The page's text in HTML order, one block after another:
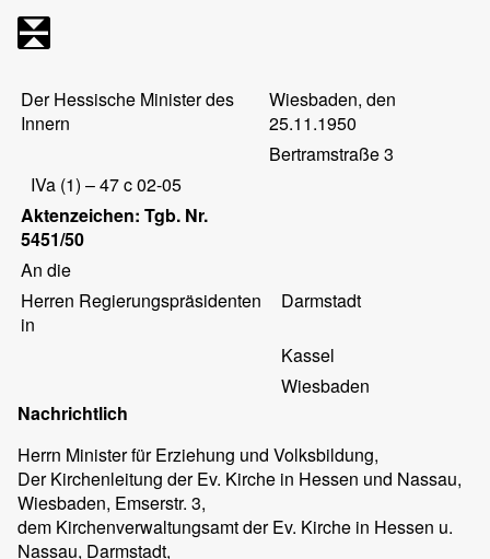
Der Hessische Minister des
Innern
Wiesbaden, den
25.11.1950
Bertramstraße 3
IVa (1) – 47 c 02-05
Aktenzeichen: Tgb. Nr.
5451/50
An die
Herren Regierungspräsidenten
in
Darmstadt
Kassel
Wiesbaden
Nachrichtlich
Herrn Minister für Erziehung und Volksbildung,
Der Kirchenleitung der Ev. Kirche in Hessen und Nassau,
Wiesbaden, Emserstr. 3,
dem Kirchenverwaltungsamt der Ev. Kirche in Hessen u.
Nassau, Darmstadt,